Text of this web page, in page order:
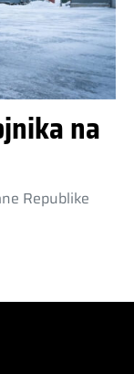
na
Republike